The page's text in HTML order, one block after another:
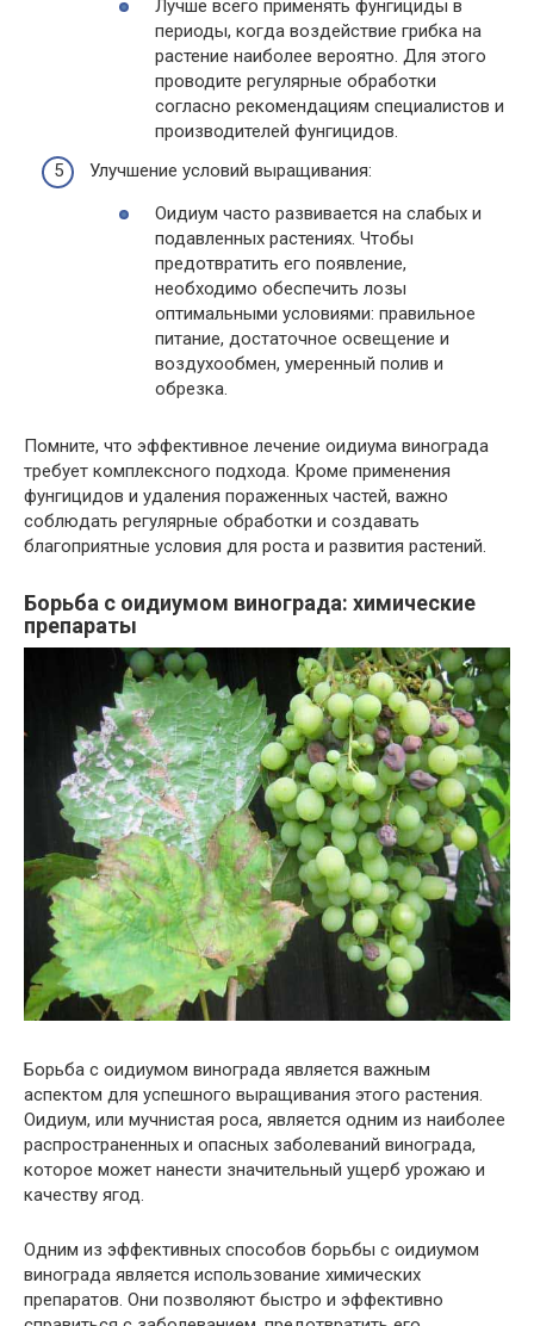
Лучше всего применять фунгициды в
периоды, когда воздействие грибка на
растение наиболее вероятно. Для этого
проводите регулярные обработки
согласно рекомендациям специалистов и
производителей фунгицидов.
Улучшение условий выращивания:
Оидиум часто развивается на слабых и
подавленных растениях. Чтобы
предотвратить его появление,
необходимо обеспечить лозы
оптимальными условиями: правильное
питание, достаточное освещение и
воздухообмен, умеренный полив и
обрезка.
Помните, что эффективное лечение оидиума винограда
требует комплексного подхода. Кроме применения
фунгицидов и удаления пораженных частей, важно
соблюдать регулярные обработки и создавать
благоприятные условия для роста и развития растений.
Борьба с оидиумом винограда: химические
препараты
Борьба с оидиумом винограда является важным
аспектом для успешного выращивания этого растения.
Оидиум, или мучнистая роса, является одним из наиболее
распространенных и опасных заболеваний винограда,
которое может нанести значительный ущерб урожаю и
качеству ягод.
Одним из эффективных способов борьбы с оидиумом
винограда является использование химических
препаратов. Они позволяют быстро и эффективно